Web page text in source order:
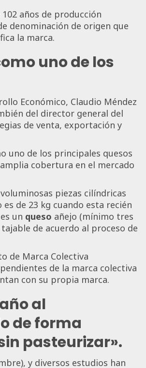
años de producción
denominación de origen que
la marca.
uno de los
Económico, Claudio Méndez
del director general del
de venta, exportación y
uno de los principales quesos
cobertura en el mercado
piezas cilíndricas
de 23 kg cuando esta recién
un queso añejo (mínimo tres
de acuerdo al proceso de
de Marca Colectiva
de la marca colectiva
con su propia marca.
al
de forma
pasteurizar».
y diversos estudios han